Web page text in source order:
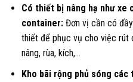
Có thiết bị nâng hạ như xe
container:Đơn vị cần có
thiết để phục vụ cho việc rút
nâng, rùa, kích,…
Kho bãi rộng phủ sóng